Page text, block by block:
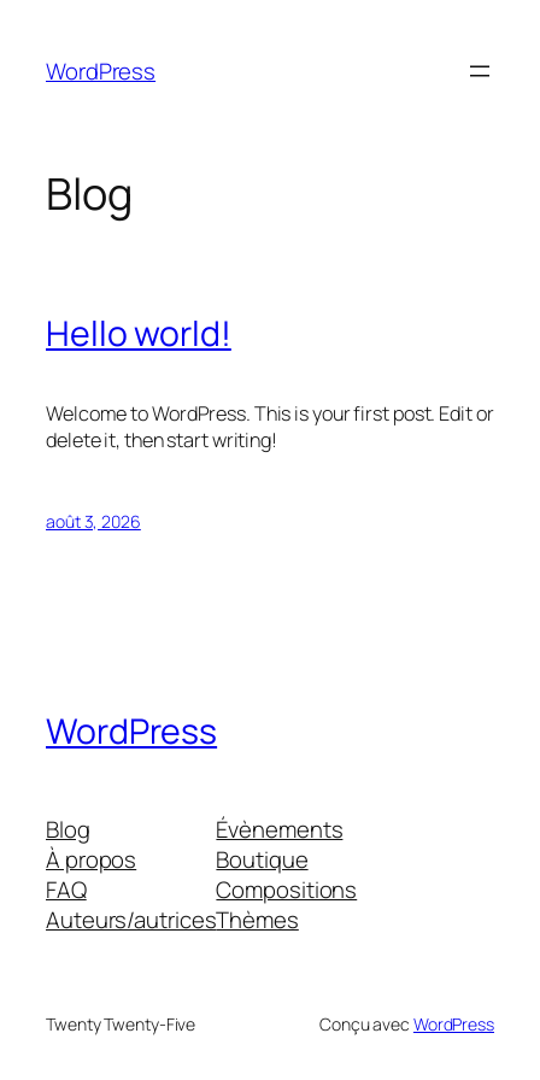
contenu
WordPress
Blog
Hello world!
Welcome to WordPress. This is your first post. Edit or
delete it, then start writing!
août 3, 2026
WordPress
Blog
À propos
FAQ
Auteurs/autrices
Évènements
Boutique
Compositions
Thèmes
Twenty Twenty-Five Conçu avec WordPress